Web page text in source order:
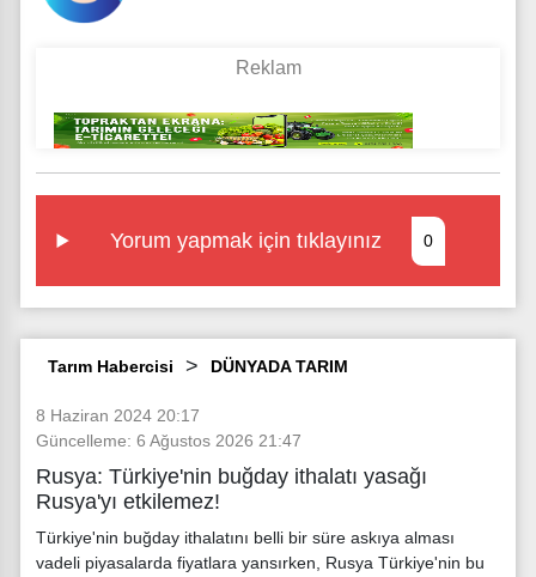
Yorum yapmak için tıklayınız 0
Tarım Habercisi DÜNYADA TARIM
8 Haziran 2024 20:17
Güncelleme: 6 Ağustos 2026 21:47
Rusya: Türkiye'nin buğday ithalatı yasağı
Rusya'yı etkilemez!
Türkiye'nin buğday ithalatını belli bir süre askıya alması
vadeli piyasalarda fiyatlara yansırken, Rusya Türkiye'nin bu